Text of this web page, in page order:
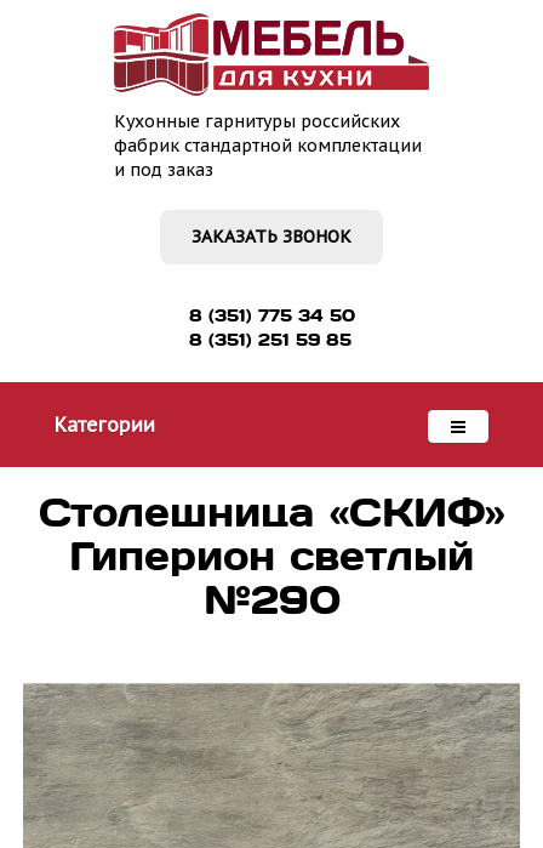
Кухонные гарнитуры российских
фабрик стандартной комплектации
и под заказ
ЗАКАЗАТЬ ЗВОНОК
8 (351) 775 34 50
8 (351) 251 59 85
Категории
Столешница «СКИФ»
Гиперион светлый
№290